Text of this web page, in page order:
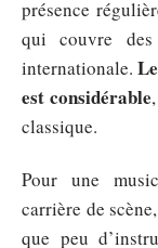
présence
qui couvre des
internationale.
est considérable
classique.
Pour une
carrière de
que peu